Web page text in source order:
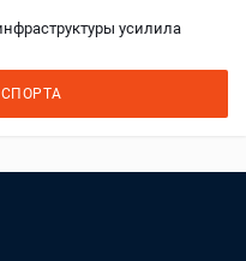
усилила